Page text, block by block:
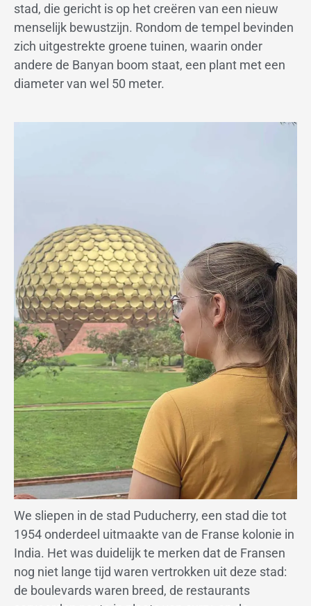
stad, die gericht is op het creëren van een nieuw
menselijk bewustzijn. Rondom de tempel bevinden
zich uitgestrekte groene tuinen, waarin onder
andere de Banyan boom staat, een plant met een
diameter van wel 50 meter.
We sliepen in de stad Puducherry, een stad die tot
1954 onderdeel uitmaakte van de Franse kolonie in
India. Het was duidelijk te merken dat de Fransen
nog niet lange tijd waren vertrokken uit deze stad:
de boulevards waren breed, de restaurants